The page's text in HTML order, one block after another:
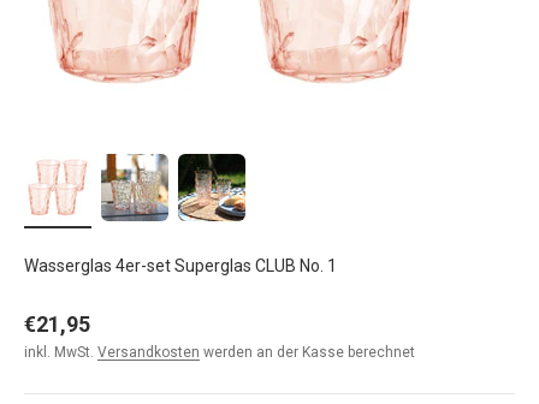
Wasserglas 4er-set Superglas CLUB No. 1
Angebot
€21,95
inkl. MwSt. Versandkosten werden an der Kasse berechnet